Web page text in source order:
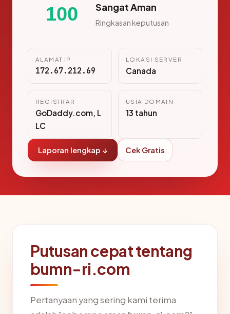
100 Sangat Aman
Ringkasan keputusan
ALAMAT IP
172.67.212.69
LOKASI SERVER
Canada
REGISTRAR
GoDaddy.com, L
LC
USIA DOMAIN
13 tahun
Laporan lengkap ↓ Cek Gratis
Putusan cepat tentang
bumn-ri.com
Pertanyaan yang sering kami terima